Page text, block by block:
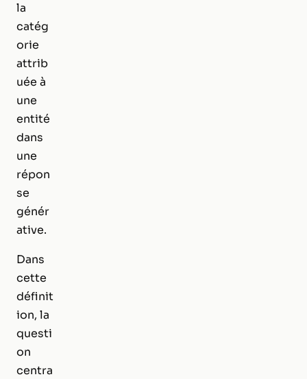
la
catég
orie
attrib
uée à
une
entité
dans
une
répon
se
génér
ative.
Dans
cette
définit
ion, la
questi
on
centra